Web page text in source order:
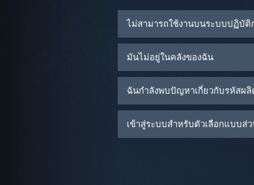
ไม่สามารถใช้งานบนระบบปฏิบัติ
มันไม่อยู่ในคลังของฉัน
ฉันกำลังพบปัญหาเกี่ยวกับรหัส
เข้าสู่ระบบสำหรับตัวเลือกแบบส่